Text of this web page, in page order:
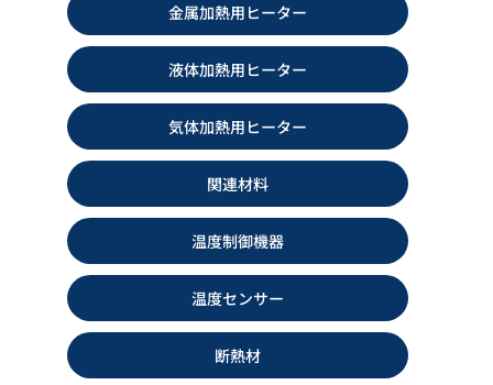
温度調節器 YD-15N型
カタログダウンロード
ジャケットヒーター
カタログダウンロード
金属加熱用ヒーター
液体加熱用ヒーター
気体加熱用ヒーター
関連材料
温度制御機器
温度センサー
断熱材